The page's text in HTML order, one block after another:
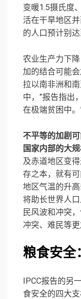
变暖1.5摄氏度
活在干旱地区
的人口预计别达
农业生产力下
加的结合可能
拉以南非洲和
中，”报告指出
在极端贫困中。
不平等的加剧
国家内部的大规
及赤道地区变
存之本，就有
地区气温的升
将助长世界人
民风波和冲突
冲突、难民等
粮食安全
IPCC报告的另
食安全的四大